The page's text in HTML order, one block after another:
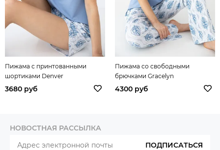
Пижама с принтованными
шортиками Denver
3680 руб
Пижама со свободными
брючками Gracelyn
4300 руб
НОВОСТНАЯ РАССЫЛКА
ПОДПИСАТЬСЯ